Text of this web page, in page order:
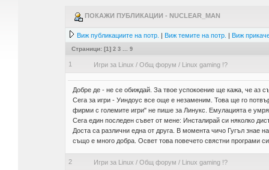
ПОКАЖИ ПУБЛИКАЦИИ - NUCLEAR_MAN
Виж публикациите на потр. | Виж темите на потр. | Виж
Страници: [1] 2 3 9
1 Игри за Linux / Общ форум / Linux gaming !?
Добре де - не се обиждай. За твое успокоение ще кажа, че аз
Сега за игри - Уиндоус все още е незаменим. Това ще го
фирми с големите игри" не пише за Линукс. Емулацията е
Сега един последен съвет от мене: Инсталирай си няколко
Доста са различни една от друга. В момента чичо Гугъл
също е много добра. Освет това повечето свястни програми
2 Игри за Linux / Общ форум / Linux gaming !?